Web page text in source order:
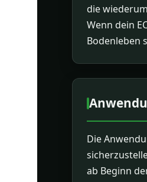
die
Wenn dein
Bodenleben
Die
ab Beginn